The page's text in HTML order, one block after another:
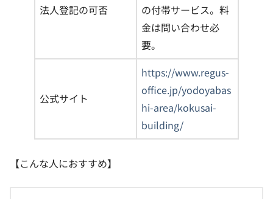
法人登記の可否
の付帯サービス。料
金は問い合わせ必
要。
公式サイト
https://www.regus-
office.jp/yodoyabas
hi-area/kokusai-
building/
【こんな人におすすめ】